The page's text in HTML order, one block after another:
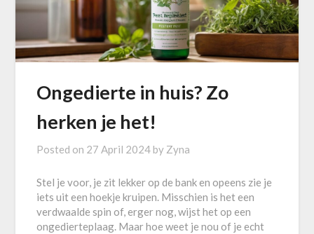
Ongedierte in huis? Zo
herken je het!
Posted on 27 April 2024 by Zyna
Stel je voor, je zit lekker op de bank en opeens zie je
iets uit een hoekje kruipen. Misschien is het een
verdwaalde spin of, erger nog, wijst het op een
ongedierteplaag. Maar hoe weet je nou of je echt